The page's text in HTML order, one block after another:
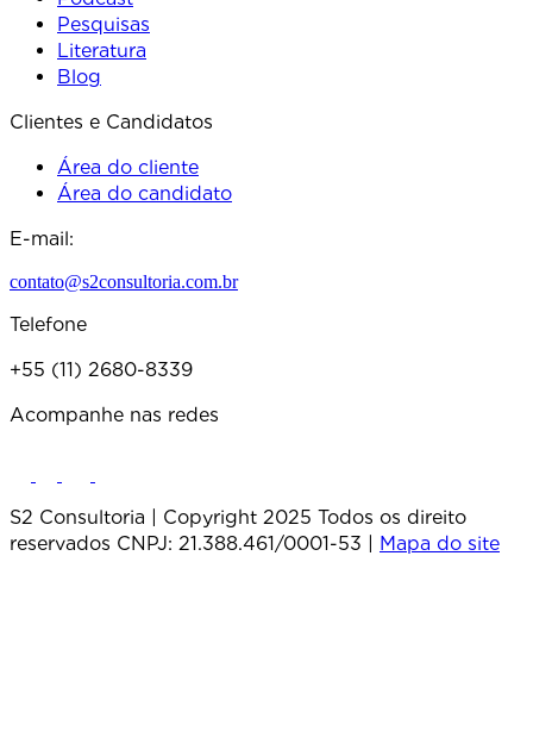
Pesquisas
Literatura
Blog
Clientes e Candidatos
Área do cliente
Área do candidato
E-mail:
contato@s2consultoria.com.br
Telefone
+55 (11) 2680-8339
Acompanhe nas redes
S2 Consultoria | Copyright 2025 Todos os direito
reservados CNPJ: 21.388.461/0001-53 | Mapa do site